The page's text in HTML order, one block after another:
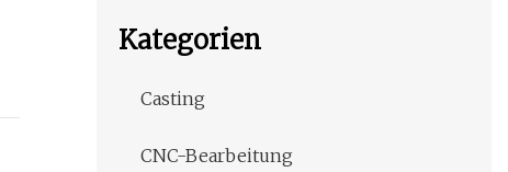
Kategorien
Casting
CNC-Bearbeitung